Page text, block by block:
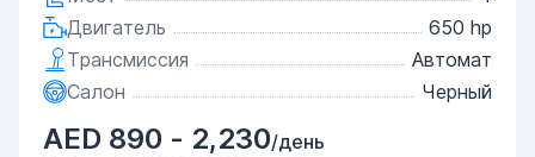
Двигатель
650 hp
Трансмиссия
Автомат
Салон
Черный
AED 890 - 2,230/день